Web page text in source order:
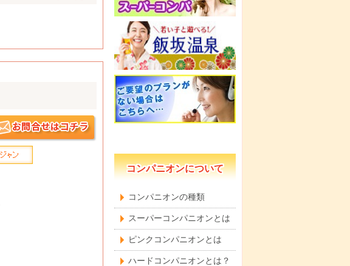
コンパニオンについて
コンパニオンの種類
スーパーコンパニオンとは
ピンクコンパニオンとは
ハードコンパニオンとは？